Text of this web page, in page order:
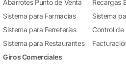
Abarrotes Punto de Venta
Sistema para Farmacias
Sistema para Ferreterías
Sistema para Restaurantes
Giros Comerciales
Recargas
Sistema
Control de